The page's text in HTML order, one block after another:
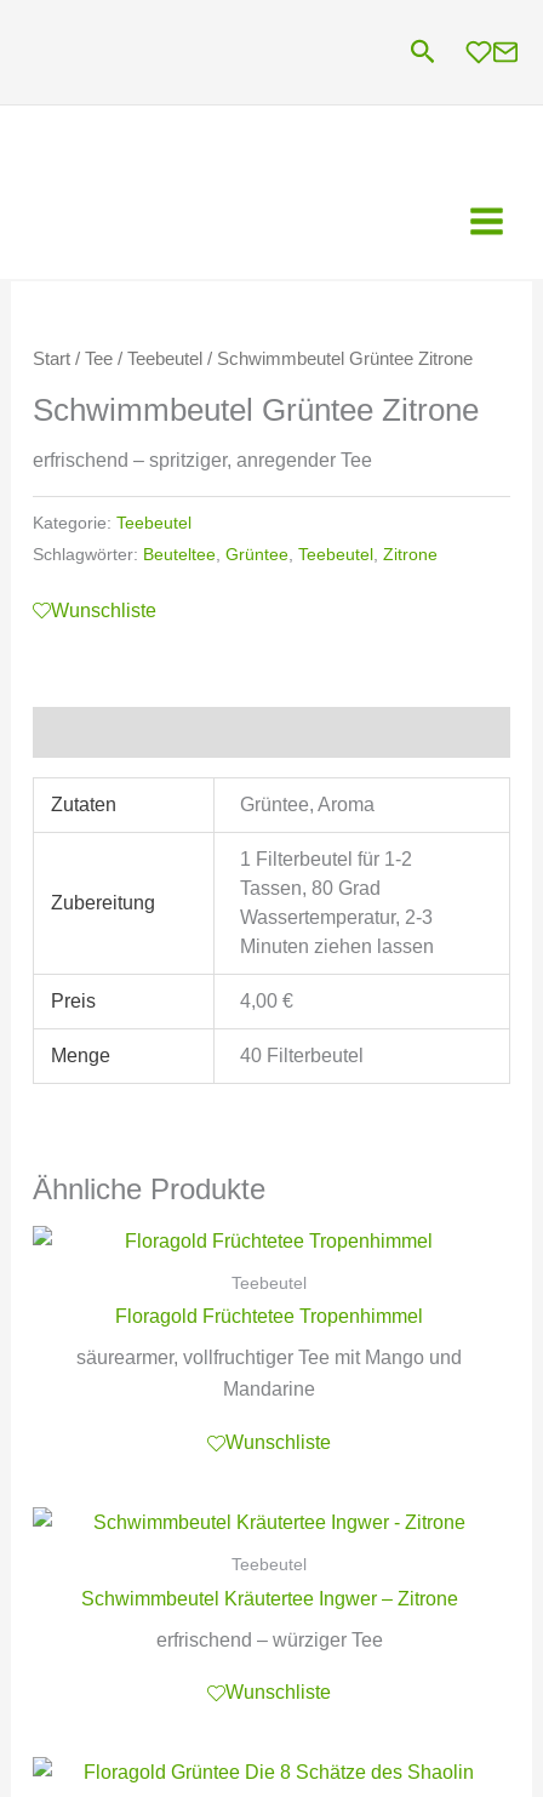
Suchen
Start/ Tee/ Teebeutel / Schwimmbeutel Grüntee Zitrone
Schwimmbeutel Grüntee Zitrone
erfrischend – spritziger, anregender Tee
Kategorie: Teebeutel
Schlagwörter: Beuteltee, Grüntee, Teebeutel, Zitrone
Wunschliste
Zutaten Grüntee, Aroma
Zubereitung
1 Filterbeutel für 1-2
Tassen, 80 Grad
Wassertemperatur, 2-3
Minuten ziehen lassen
Preis 4,00 €
Menge 40 Filterbeutel
Ähnliche Produkte
Teebeutel
Floragold Früchtetee Tropenhimmel
säurearmer, vollfruchtiger Tee mit Mango und
Mandarine
Wunschliste
Teebeutel
Schwimmbeutel Kräutertee Ingwer – Zitrone
erfrischend – würziger Tee
Wunschliste